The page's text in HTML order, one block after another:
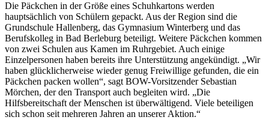
Die Päckchen in der Größe eines Schuhkartons werden
hauptsächlich von Schülern gepackt. Aus der Region sind die
Grundschule Hallenberg, das Gymnasium Winterberg und das
Berufskolleg in Bad Berleburg beteiligt. Weitere Päckchen kommen
von zwei Schulen aus Kamen im Ruhrgebiet. Auch einige
Einzelpersonen haben bereits ihre Unterstützung angekündigt. „Wir
haben glücklicherweise wieder genug Freiwillige gefunden, die ein
Päckchen packen wollen“, sagt BOW-Vorsitzender Sebastian
Mörchen, der den Transport auch begleiten wird. „Die
Hilfsbereitschaft der Menschen ist überwältigend. Viele beteiligen
sich schon seit mehreren Jahren an unserer Aktion.“